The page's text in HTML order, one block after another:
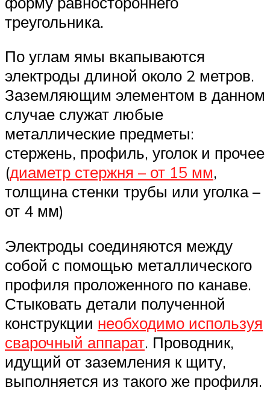
треугольника.
По углам ямы вкапываются
электроды длиной около 2 метров.
Заземляющим элементом в данном
случае служат любые
металлические предметы:
стержень, профиль, уголок и прочее
(диаметр стержня – от 15 мм,
толщина стенки трубы или уголка –
от 4 мм)
Электроды соединяются между
собой с помощью металлического
профиля проложенного по канаве.
Стыковать детали полученной
конструкции необходимо используя
сварочный аппарат. Проводник,
идущий от заземления к щиту,
выполняется из такого же профиля.